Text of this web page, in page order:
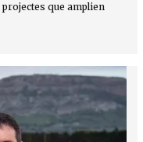
que amplien